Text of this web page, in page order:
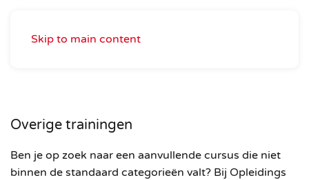
Skip to main content
Overige trainingen
Ben je op zoek naar een aanvullende cursus die niet
binnen de standaard categorieën valt? Bij Opleidings